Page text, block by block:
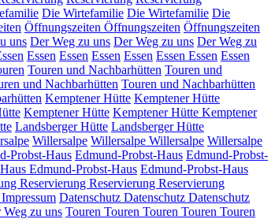
Die Wirtefamilie Die Wirtefamilie Die
Öffnungszeiten Öffnungszeiten Öffnungszeiten
uns Der Weg zu uns Der Weg zu uns Der Weg zu
Essen Essen Essen Essen Essen Essen Essen
Touren und Nachbarhütten Touren und
und Nachbarhütten Touren und Nachbarhütten
Kemptener Hütte Kemptener Hütte
Kemptener Hütte Kemptener Hütte Kemptener
Landsberger Hütte Landsberger Hütte
Willersalpe Willersalpe Willersalpe Willersalpe
Probst-Haus Edmund-Probst-Haus Edmund-Probst-
Edmund-Probst-Haus Edmund-Probst-Haus
Reservierung Reservierung Reservierung
Impressum Datenschutz Datenschutz Datenschutz
Weg zu uns Touren Touren Touren Touren Touren